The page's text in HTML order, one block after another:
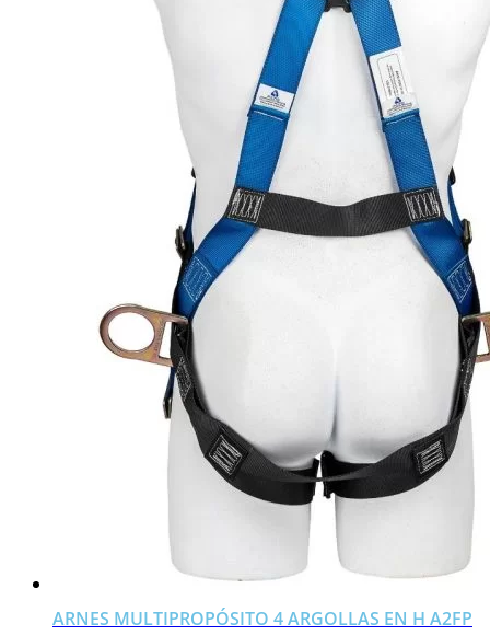
ARNES MULTIPROPÓSITO 4 ARGOLLAS EN H A2FP